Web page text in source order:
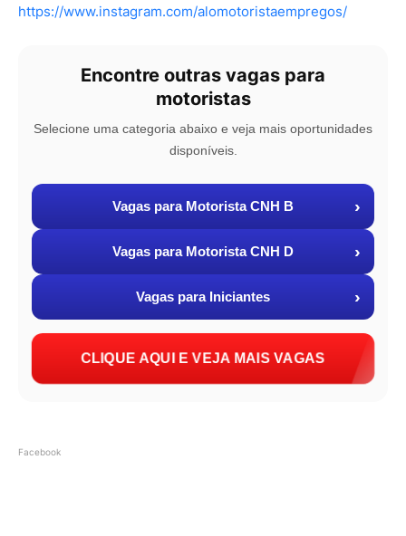
https://www.instagram.com/alomotoristaempregos/
Encontre outras vagas para
motoristas
Selecione uma categoria abaixo e veja mais oportunidades
disponíveis.
Vagas para Motorista CNH B ›
Vagas para Motorista CNH D ›
Vagas para Iniciantes ›
CLIQUE AQUI E VEJA MAIS VAGAS
Facebook